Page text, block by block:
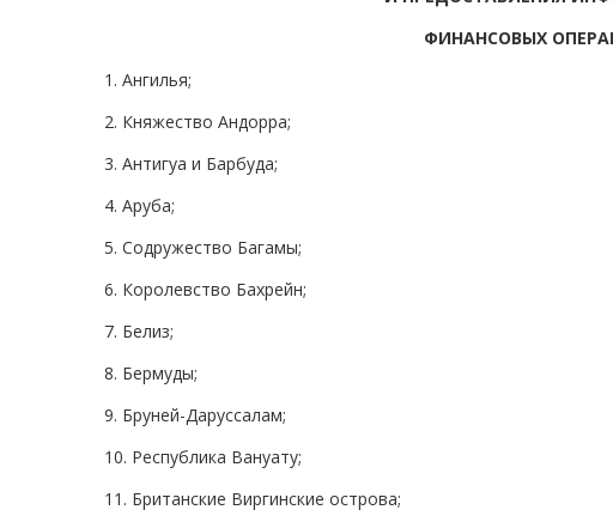
ФИНАНСОВЫХ
1. Ангилья;
2. Княжество Андорра;
3. Антигуа и Барбуда;
4. Аруба;
5. Содружество Багамы;
6. Королевство Бахрейн;
7. Белиз;
8. Бермуды;
9. Бруней-Даруссалам;
10. Республика Вануату;
11. Британские Виргинские острова;